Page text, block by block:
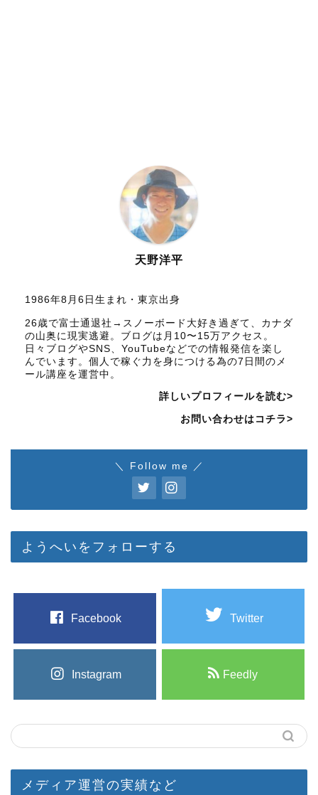
天野洋平
1986年8月6日生まれ・東京出身
26歳で富士通退社→スノーボード大好き過ぎて、カナダ
の山奥に現実逃避。ブログは月10〜15万アクセス。
日々ブログやSNS、YouTubeなどでの情報発信を楽し
んでいます。個人で稼ぐ力を身につける為の7日間のメ
ール講座を運営中。
詳しいプロフィールを読む>
お問い合わせはコチラ>
＼ Follow me ／
ようへいをフォローする
Facebook Twitter
Instagram Feedly
メディア運営の実績など